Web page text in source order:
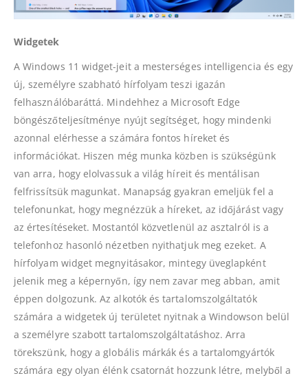
Widgetek
A Windows 11 widget-jeit a mesterséges intelligencia és egy
új, személyre szabható hírfolyam teszi igazán
felhasználóbaráttá. Mindehhez a Microsoft Edge
böngészőteljesítménye nyújt segítséget, hogy mindenki
azonnal elérhesse a számára fontos híreket és
információkat. Hiszen még munka közben is szükségünk
van arra, hogy elolvassuk a világ híreit és mentálisan
felfrissítsük magunkat. Manapság gyakran emeljük fel a
telefonunkat, hogy megnézzük a híreket, az időjárást vagy
az értesítéseket. Mostantól közvetlenül az asztalról is a
telefonhoz hasonló nézetben nyithatjuk meg ezeket. A
hírfolyam widget megnyitásakor, mintegy üveglapként
jelenik meg a képernyőn, így nem zavar meg abban, amit
éppen dolgozunk. Az alkotók és tartalomszolgáltatók
számára a widgetek új területet nyitnak a Windowson belül
a személyre szabott tartalomszolgáltatáshoz. Arra
törekszünk, hogy a globális márkák és a tartalomgyártók
számára egy olyan élénk csatornát hozzunk létre, melyből a